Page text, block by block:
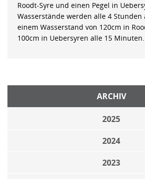
Roodt-Syre und einen Pegel in
Wasserstände werden alle 4 Stunden
einem Wasserstand von 120cm in
100cm in Uebersyren alle 15 Minuten.
ARCHIV
2025
2024
2023